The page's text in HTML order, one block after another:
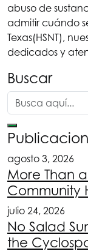
abuso de
admitir cuándo
Texas(HSNT),
dedicados y
Buscar
agosto 3, 2026
More Than
Community
julio 24, 2026
No Salad
the